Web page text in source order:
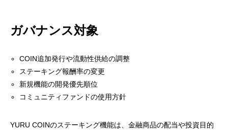
ガバナンス対象
COIN追加発行や流動性供給の調整
ステーキング報酬率の変更
新規機能の開発優先順位
コミュニティファンドの使用方針
YURU COINのステーキング機能は、金融商品の配当や投資目的